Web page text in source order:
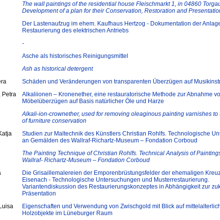
The wall paintings of the residential house Fleischmarkt 1, in 04860
Development of a plan for their Conservation, Restoration and
Der Lastenaufzug im ehem. Kaufhaus Hertzog - Dokumentation der
Restaurierung des elektrischen Antriebs
-
Asche als historisches Reinigungsmittel
Ash as historical detergent
Schäden und Veränderungen von transparenten Überzügen auf
Petra
Alkaliionen – Kronenether, eine restauratorische Methode zur Abnahme
Möbelüberzügen auf Basis natürlicher Öle und Harze
Alkali-ion-crownether, used for removing oleaginous painting varnishes to
of furniture conservation
Studien zur Maltechnik des Künstlers Christian Rohlfs. Technologische
an Gemälden des Wallraf-Richartz-Museum – Fondation Corboud
The Painting Technique of Christian Rohlfs. Technical Analysis of
Wallraf- Richartz-Museum – Fondation Corboud
Die Grisaillemalereien der Emporenbrüstungsfelder der ehemaligen
Eisenach ‐ Technologische Untersuchungen und Musterrestaurierung.
Variantendiskussion des Restaurierungskonzeptes in Abhängigkeit zur
Präsentation
Eigenschaften und Verwendung von Zwischgold mit Blick auf
Holzobjekte im Lüneburger Raum